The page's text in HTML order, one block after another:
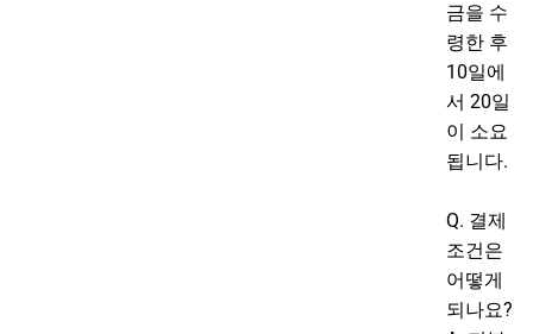
금을 수
령한 후
10일에
서 20일
이 소요
됩니다.
Q. 결제
조건은
어떻게
되나요?